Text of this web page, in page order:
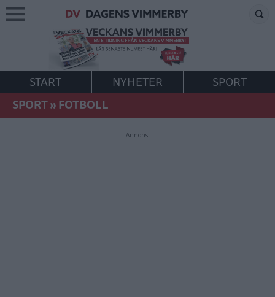
START NYHETER
SPORT
SPORT»FOTBOLL
Annons: